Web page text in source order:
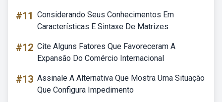
#11 Considerando Seus Conhecimentos Em
Características E Sintaxe De Matrizes
#12 Cite Alguns Fatores Que Favoreceram A
Expansão Do Comércio Internacional
#13 Assinale A Alternativa Que Mostra Uma Situação
Que Configura Impedimento